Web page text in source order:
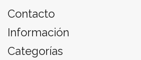
Contacto
Información
Categorías